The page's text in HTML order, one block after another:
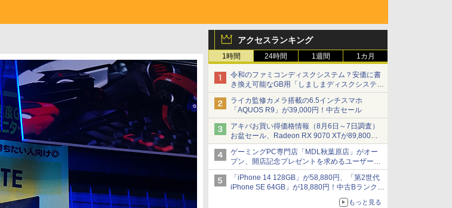
アクセスランキング
1時間 24時間 1週間 1カ月
令和のファミコンディスクシステム？安価に書
き換え可能なGB用「しましまディスクシステ
ム」
ライカ監修カメラ搭載の6.5インチスマホ
「AQUOS R9」が39,000円！中古セール
アキバお買い得価格情報（8月6日～7日調査）
お盆セール、Radeon RX 9070 XTが89,800
円、水平周波数24.8kHz対応の17型モニターが
9,801円、暑さ指数連動セール ほか
ゲーミングPC専門店「MDL秋葉原店」がオー
プン、開店記念プレゼントを求めるユーザーが
押し寄せ長蛇の列に
「iPhone 14 128GB」が58,880円、「第2世代
iPhone SE 64GB」が18,880円！中古Bランク品
もっと見る